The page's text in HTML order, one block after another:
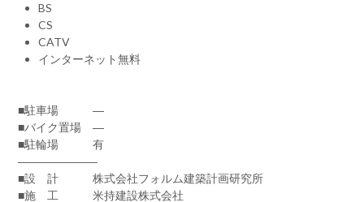
BS
CS
CATV
インターネット無料
■駐車場 ―
■バイク置場 ―
■駐輪場 有
―――――――
■設 計 株式会社フォルム建築計画研究所
■施 工 米持建設株式会社